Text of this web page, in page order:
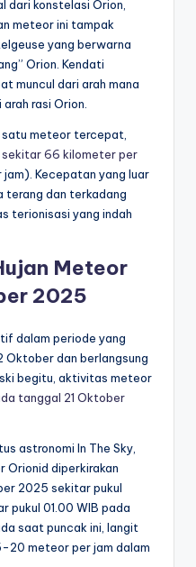
dari konstelasi Orion,
meteor ini tampak
yang berwarna
Orion. Kendati
muncul dari arah mana
rasi Orion.
meteor tercepat,
sekitar 66 kilometer per
Kecepatan yang luar
terang dan terkadang
terionisasi yang indah
Meteor
2025
dalam periode yang
Oktober dan berlangsung
begitu, aktivitas meteor
tanggal 21 Oktober
astronomi In The Sky,
Orionid diperkirakan
2025 sekitar pukul
pukul 01.00 WIB pada
saat puncak ini, langit
20 meteor per jam dalam